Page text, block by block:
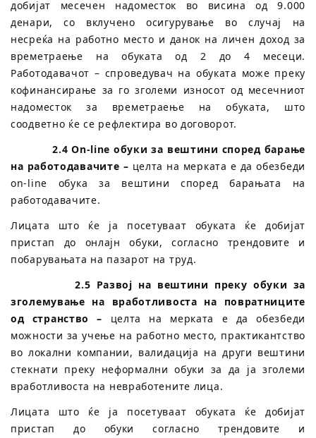
добијат месечен надоместок во висина од 9.000
денари, со вклучено осигурување во случај на
несреќа на работно место и данок на личен доход за
времетраење на обуката од 2 до 4 месеци.
Работодавачот – спроведувач на обуката може преку
кофинансирање за го зголеми износот од месечниот
надоместок за времетраење на обуката, што
соодветно ќе се рефлектира во договорот.
2.4 On-line oбуки за вештини според барање
на работодавачите – целта на мерката е да обезбеди
on-line обука за вештини според барањата на
работодавачите.
Лицата што ќе ја посетуваат обуката ќе добијат
пристап до онлајн обуки, согласно трендовите и
побарувањата на пазарот на труд.
2.5 Развој на вештини преку обуки за
зголемување на вработливоста на повратниците
од странство – целта на мерката е да обезбеди
можности за учење на работно место, практикантство
во локални компании, валидација на други вештини
стекнати преку неформални обуки за да ја зголеми
вработливоста на невработените лица.
Лицата што ќе ја посетуваат обуката ќе добијат
пристап до обуки согласно трендовите и